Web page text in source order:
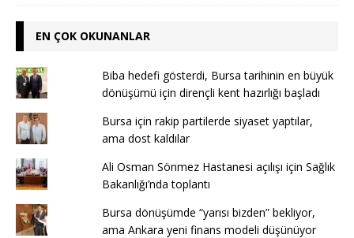
EN ÇOK OKUNANLAR
Biba hedefi gösterdi, Bursa tarihinin en büyük
dönüşümü için dirençli kent hazırlığı başladı
Bursa için rakip partilerde siyaset yaptılar,
ama dost kaldılar
Ali Osman Sönmez Hastanesi açılışı için Sağlık
Bakanlığı’nda toplantı
Bursa dönüşümde “yarısı bizden” bekliyor,
ama Ankara yeni finans modeli düşünüyor